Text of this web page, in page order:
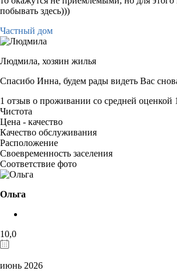
побывать здесь)))
Частный дом
Людмила, хозяин жилья
Спасибо Инна, будем рады видеть Вас
1 отзыв о проживании со средней оценкой
Чистота
Цена - качество
Качество обслуживания
Расположение
Своевременность заселения
Соответствие фото
Ольга
10,0
июнь 2026